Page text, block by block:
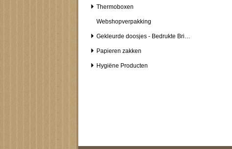
Thermoboxen
Webshopverpakking
Gekleurde doosjes - Bedrukte Brievenbusdozen
Papieren zakken
Hygiëne Producten